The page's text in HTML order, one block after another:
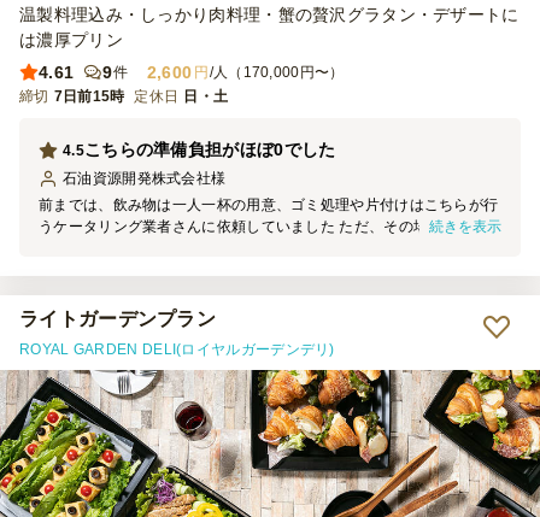
温製料理込み・しっかり肉料理・蟹の贅沢グラタン・デザートに
は濃厚プリン
4.61
9件 2,600 円 /人（170,000円〜）
締切 7日前15時 定休日 日・土
こちらの準備負担がほぼ0でした
4.5
石油資源開発株式会社様
前までは、飲み物は一人一杯の用意、ゴミ処理や片付けはこちらが行
うケータリング業者さんに依頼していました ただ、その場合、別途
今回のNEO DINING.(ネオダイニング)さんは、常駐して飲み物をお出
ししてくれたり、ケータリングでのゴミは持ち帰っていただけたり
と、一度飲み会が始まれば、こちらの負担はほとんどありませんでし
た 一点だけ希望を言うと、お食事を5人分少なくしたのもあります
が、それでもちょっとお食事が少なかったかなという印象でした た
だ全体的に美味しかったので、量より質を重視しているのだと思いま
した また飲み会の機会があれば積極的にお願いしたいです どうぞよ
ろしくお願い致します
続きを表示
ライトガーデンプラン
ROYAL GARDEN DELI(ロイヤルガーデンデリ)